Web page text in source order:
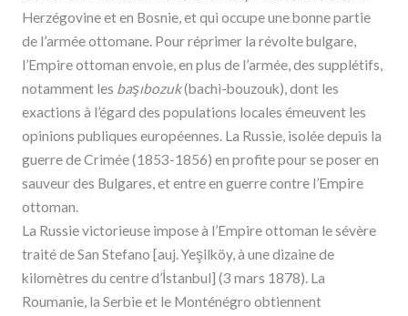
Herzégovine et en Bosnie, et qui occupe une bonne partie
de l’armée ottomane. Pour réprimer la révolte bulgare,
l’Empire ottoman envoie, en plus de l’armée, des supplétifs,
notamment les başıbozuk(bachi-bouzouk), dont les
exactions à l’égard des populations locales émeuvent les
opinions publiques européennes. La Russie, isolée depuis la
guerre de Crimée (1853-1856) en profite pour se poser en
sauveur des Bulgares, et entre en guerre contre l’Empire
ottoman.
La Russie victorieuse impose à l’Empire ottoman le sévère
traité de San Stefano [auj. Yeşilköy, à une dizaine de
kilomètres du centre d’İstanbul] (3 mars 1878). La
Roumanie, la Serbie et le Monténégro obtiennent